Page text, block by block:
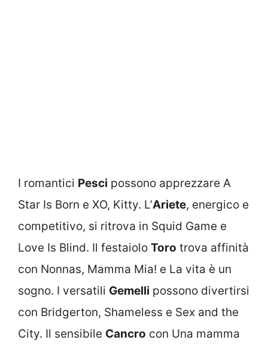
I romantici Pesci possono apprezzare A
Star Is Born e XO, Kitty. L’Ariete, energico e
competitivo, si ritrova in Squid Game e
Love Is Blind. Il festaiolo Toro trova affinità
con Nonnas, Mamma Mia! e La vita è un
sogno. I versatili Gemelli possono divertirsi
con Bridgerton, Shameless e Sex and the
City. Il sensibile Cancro con Una mamma